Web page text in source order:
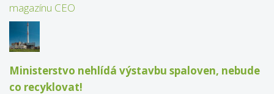
magazínu CEO
Ministerstvo nehlídá výstavbu spaloven, nebude
co recyklovat!